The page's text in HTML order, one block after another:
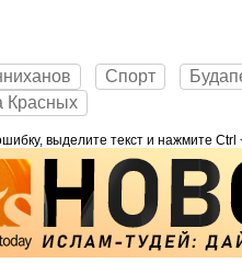
Спорт
Красных
выделите текст и нажмите Ctrl